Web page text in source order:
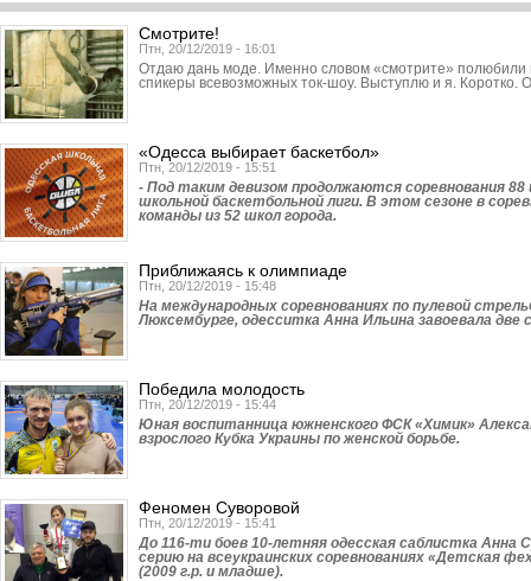
Смотрите!
Птн, 20/12/2019 - 16:01
Отдаю дань моде. Именно словом «смотрите» полюбили
спикеры всевозможных ток-шоу. Выступлю и я. Коротко.
«Одесса выбирает баскетбол»
Птн, 20/12/2019 - 15:51
- Под таким девизом продолжаются соревнования
школьной баскетбольной лиги. В этом сезоне в
команды из 52 школ города.
Приближаясь к олимпиаде
Птн, 20/12/2019 - 15:48
На международных соревнованиях по пулевой
Люксембурге, одесситка Анна Ильина завоевала две
Победила молодость
Птн, 20/12/2019 - 15:44
Юная воспитанница южненского ФСК «Химик»
взрослого Кубка Украины по женской борьбе.
Феномен Суворовой
Птн, 20/12/2019 - 15:41
До 116-ти боев 10-летняя одесская саблистка Анна
серию на всеукраинских соревнованиях «Детская
(2009 г.р. и младше).